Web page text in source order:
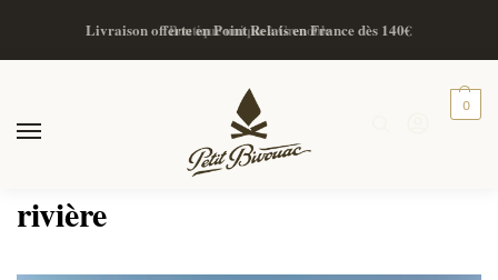
Livraison offerte en Point Relais en France dès 140€
Boutique unique à Grenoble
0
rivière